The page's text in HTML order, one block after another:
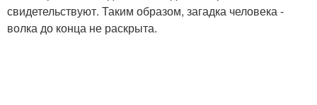
свидетельствуют. Таким образом, загадка человека -
волка до конца не раскрыта.